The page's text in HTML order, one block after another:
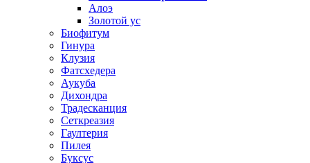
Алоэ
Золотой ус
Биофитум
Гинура
Клузия
Фатсхедера
Аукуба
Дихондра
Традесканция
Сеткреазия
Гаултерия
Пилея
Буксус